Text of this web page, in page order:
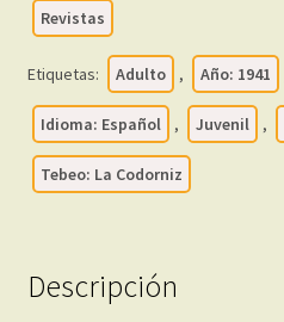
1941
Lote
de
100
Revistas
En
-
Revistas
Etiquetas: Adulto , Año: 1941
Idioma: Español , Juvenil ,
Tebeo: La Codorniz
Descripción